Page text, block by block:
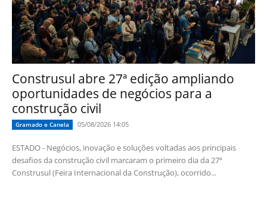
Construsul abre 27ª edição ampliando
oportunidades de negócios para a
construção civil
Gramado e Canela 05/08/2026 14:05
ESTADO - Negócios, inovação e soluções voltadas aos principais
desafios da construção civil marcaram o primeiro dia da 27ª
Construsul (Feira Internacional da Construção), ocorrido...